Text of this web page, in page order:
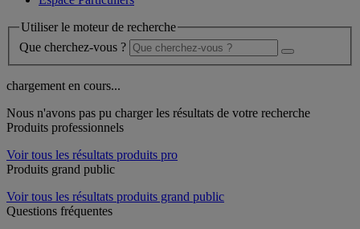
Utiliser le moteur de recherche
Que cherchez-vous ?
chargement en cours...
Nous n'avons pas pu charger les résultats de votre recherche
Produits professionnels
Voir tous les résultats produits pro
Produits grand public
Voir tous les résultats produits grand public
Questions fréquentes